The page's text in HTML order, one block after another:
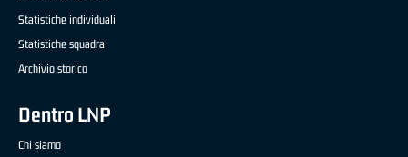
Statistiche individuali
Statistiche squadra
Archivio storico
Dentro LNP
Chi siamo